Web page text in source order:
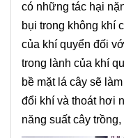
có những tác hại
bụi trong không khí
của khí quyển đối
trong lành của khí
bề mặt lá cây sẽ
đổi khí và thoát hơi
năng suất cây